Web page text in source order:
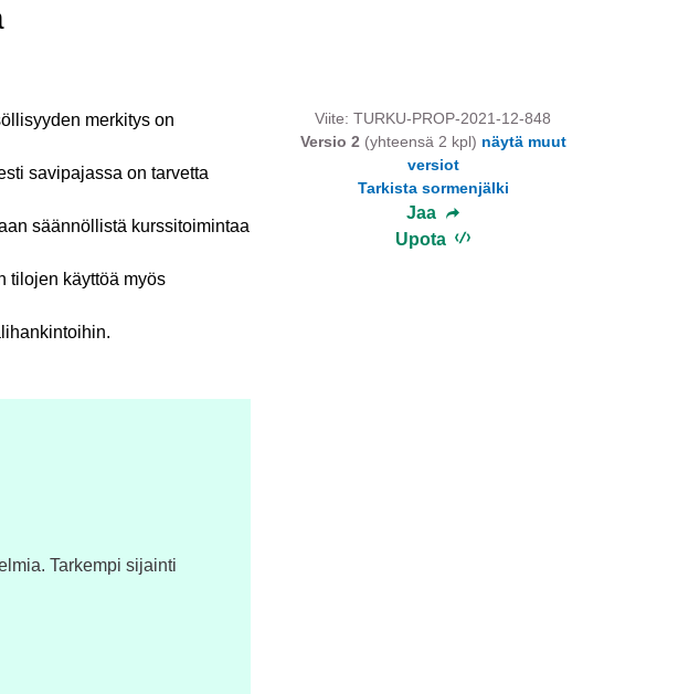
merkitys on
savipajassa on tarvetta
säännöllistä kurssitoimintaa
tilojen käyttöä myös
Tarkempi sijainti
Viite: TURKU-PROP-2021-12-848
Versio 2 (yhteensä 2 kpl) näytä muut
versiot
Tarkista sormenjälki
Jaa
Upota